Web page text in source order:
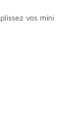
vos mini